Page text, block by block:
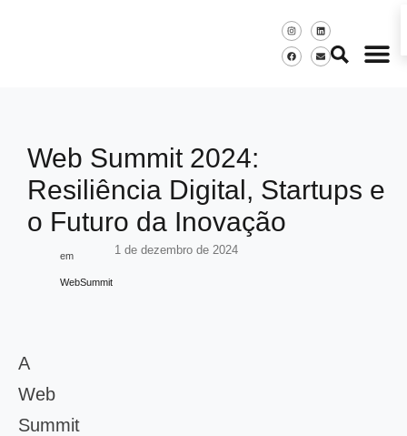
Web Summit 2024:
Resiliência Digital, Startups e
o Futuro da Inovação
em
WebSummit
1 de dezembro de 2024
A
Web
Summit